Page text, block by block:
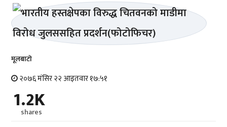
मूलबाटाे
२०७६ मंसिर २२ आइतवार १७:५१
1.2K
shares